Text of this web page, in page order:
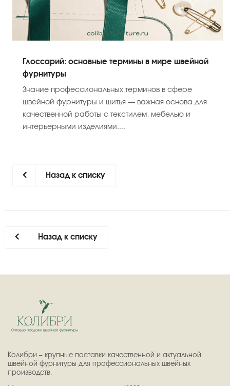
Глоссарий: основные термины в мире швейной
фурнитуры
Знание профессиональных терминов в сфере
швейной фурнитуры и шитья — важная основа для
качественной работы с текстилем, мебелью и
интерьерными изделиями....
Назад к списку
Назад к списку
Колибри – крупные поставки качественной и актуальной
швейной фурнитуры для профессиональных швейных
производств.